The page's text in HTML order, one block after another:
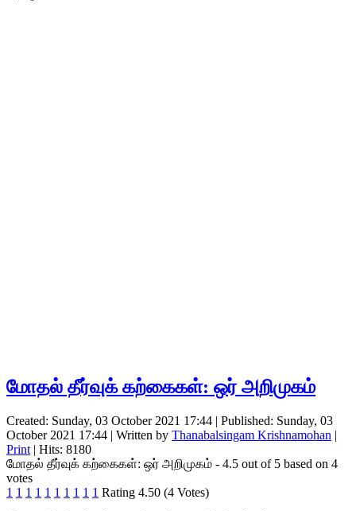
மோதல் தீர்வுக் கற்கைகள்: ஒர் அறிமுகம்
Created: Sunday, 03 October 2021 17:44 | Published: Sunday, 03
October 2021 17:44 | Written by Thanabalsingam Krishnamohan |
Print | Hits: 8180
மோதல் தீர்வுக் கற்கைகள்: ஒர் அறிமுகம் - 4.5 out of 5 based on 4
votes
1 1 1 1 1 1 1 1 1 1 Rating 4.50 (4 Votes)